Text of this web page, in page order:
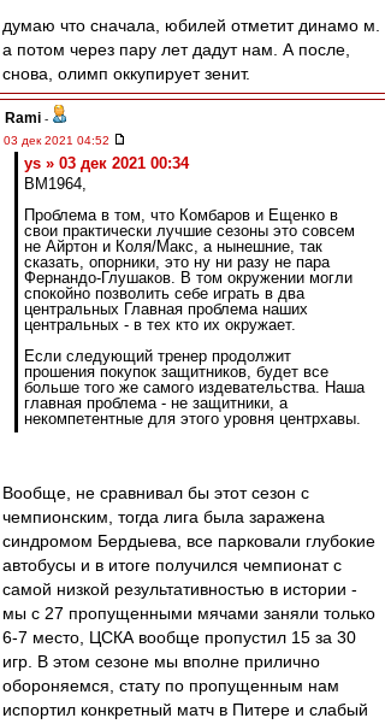
думаю что сначала, юбилей отметит динамо м.
а потом через пару лет дадут нам. А после,
снова, олимп оккупирует зенит.
Rami -
03 дек 2021 04:52
ys » 03 дек 2021 00:34
BM1964,
Проблема в том, что Комбаров и Ещенко в
свои практически лучшие сезоны это совсем
не Айртон и Коля/Макс, а нынешние, так
сказать, опорники, это ну ни разу не пара
Фернандо-Глушаков. В том окружении могли
спокойно позволить себе играть в два
центральных Главная проблема наших
центральных - в тех кто их окружает.
Если следующий тренер продолжит
прошения покупок защитников, будет все
больше того же самого издевательства. Наша
главная проблема - не защитники, а
некомпетентные для этого уровня центрхавы.
Вообще, не сравнивал бы этот сезон с
чемпионским, тогда лига была заражена
синдромом Бердыева, все парковали глубокие
автобусы и в итоге получился чемпионат с
самой низкой результативностью в истории -
мы с 27 пропущенными мячами заняли только
6-7 место, ЦСКА вообще пропустил 15 за 30
игр. В этом сезоне мы вполне прилично
обороняемся, стату по пропущенным нам
испортил конкретный матч в Питере и слабый